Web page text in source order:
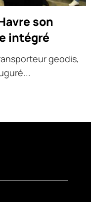
son
intégré
geodis,